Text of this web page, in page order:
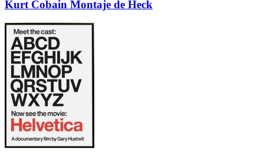
Kurt Cobain Montaje de Heck